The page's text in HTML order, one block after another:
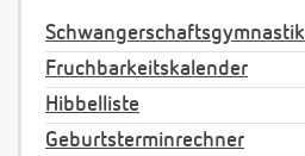
Schwangerschaftsgymnastik
Fruchbarkeitskalender
Hibbelliste
Geburtsterminrechner